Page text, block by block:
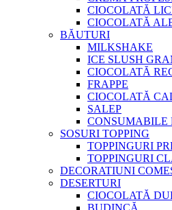
CIOCOLATĂ
CIOCOLATĂ
BĂUTURI
MILKSHAKE
ICE SLUSH
CIOCOLATĂ
FRAPPE
CIOCOLATĂ
SALEP
CONSUMABILE
SOSURI TOPPING
TOPPINGURI
TOPPINGURI
DECORATIUNI
DESERTURI
CIOCOLATĂ
BUDINCĂ